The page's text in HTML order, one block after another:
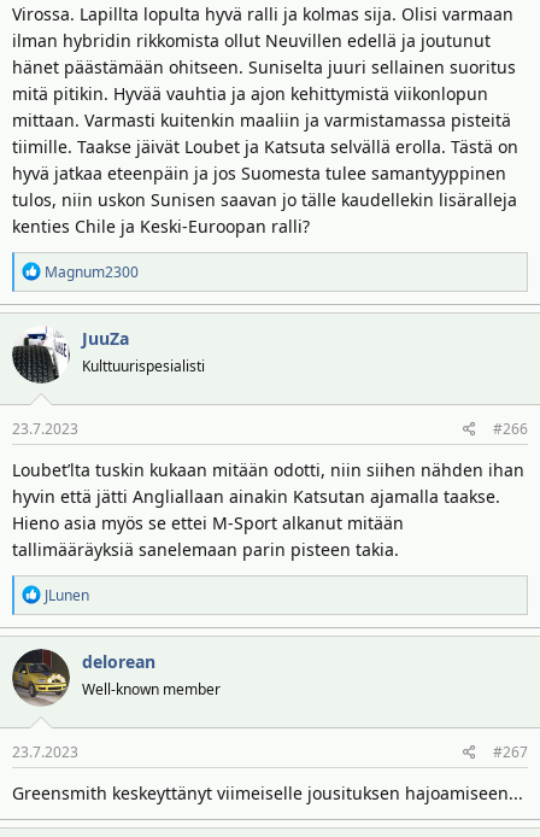
Virossa. Lapillta lopulta hyvä ralli ja kolmas sija. Olisi varmaan
ilman hybridin rikkomista ollut Neuvillen edellä ja joutunut
hänet päästämään ohitseen. Suniselta juuri sellainen suoritus
mitä pitikin. Hyvää vauhtia ja ajon kehittymistä viikonlopun
mittaan. Varmasti kuitenkin maaliin ja varmistamassa pisteitä
tiimille. Taakse jäivät Loubet ja Katsuta selvällä erolla. Tästä on
hyvä jatkaa eteenpäin ja jos Suomesta tulee samantyyppinen
tulos, niin uskon Sunisen saavan jo tälle kaudellekin lisäralleja
kenties Chile ja Keski-Euroopan ralli?
R
e
a
k
t
i
o
t
Magnum2300
JuuZa
Kulttuurispesialisti
23.7.2023 #266
Loubet’lta tuskin kukaan mitään odotti, niin siihen nähden ihan
hyvin että jätti Angliallaan ainakin Katsutan ajamalla taakse.
Hieno asia myös se ettei M-Sport alkanut mitään
tallimääräyksiä sanelemaan parin pisteen takia.
R
e
a
k
t
i
o
t
JLunen
delorean
Well-known member
23.7.2023 #267
Greensmith keskeyttänyt viimeiselle jousituksen hajoamiseen...